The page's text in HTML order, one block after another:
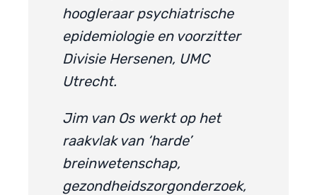
hoogleraar psychiatrische
epidemiologie en voorzitter
Divisie Hersenen, UMC
Utrecht.
Jim van Os werkt op het
raakvlak van ‘harde’
breinwetenschap,
gezondheidszorgonderzoek,